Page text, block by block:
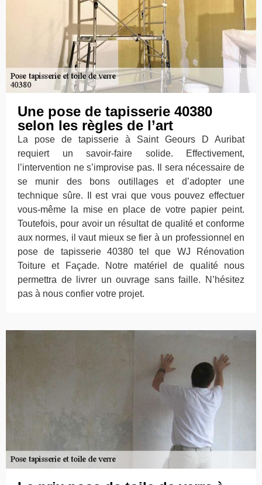
Une pose de tapisserie 40380
selon les règles de l’art
La pose de tapisserie à Saint Geours D Auribat
requiert un savoir-faire solide. Effectivement,
l’intervention ne s’improvise pas. Il sera nécessaire de
se munir des bons outillages et d’adopter une
technique sûre. Il est vrai que vous pouvez effectuer
vous-même la mise en place de votre papier peint.
Toutefois, pour avoir un résultat de qualité et conforme
aux normes, il vaut mieux se fier à un professionnel en
pose de tapisserie 40380 tel que WJ Rénovation
Toiture et Façade. Notre matériel de qualité nous
permettra de livrer un ouvrage sans faille. N’hésitez
pas à nous confier votre projet.